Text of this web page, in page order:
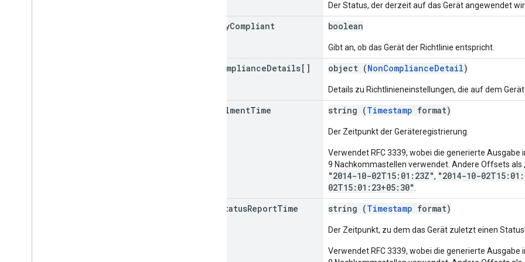
Der Status, der derzeit auf das Gerät angewendet
policyCompliant boolean
Gibt an, ob das Gerät der Richtlinie entspricht.
ComplianceDetails[] object (NonComplianceDetail)
Details zu Richtlinieneinstellungen, die auf dem
enrollmentTime string (Timestamp format)
Der Zeitpunkt der Geräteregistrierung.
Verwendet RFC 3339, wobei die generierte
9 Nachkommastellen verwendet. Andere Offsets als
"2014-10-02T15:01:23Z", "2014-10-
02T15:01:23+05:30"
StatusReportTime string (Timestamp format)
Der Zeitpunkt, zu dem das Gerät zuletzt einen
Verwendet RFC 3339, wobei die generierte